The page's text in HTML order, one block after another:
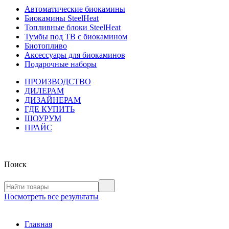
Автоматические биокамины
Биокамины SteelHeat
Топливные блоки SteelHeat
Тумбы под ТВ с биокамином
Биотопливо
Аксессуары для биокаминов
Подарочные наборы
ПРОИЗВОДСТВО
ДИЛЕРАМ
ДИЗАЙНЕРАМ
ГДЕ КУПИТЬ
ШОУРУМ
ПРАЙС
Поиск
Посмотреть все результаты
Главная